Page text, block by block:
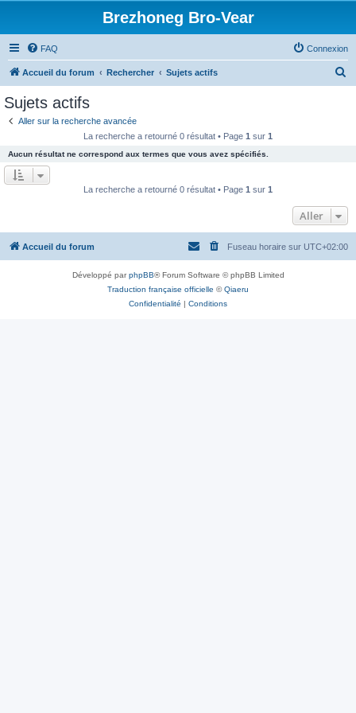
Brezhoneg Bro-Vear
FAQ Connexion
Accueil du forum Rechercher Sujets actifs
e
r
Sujets actifs
Aller sur la recherche avancée
La recherche a retourné 0 résultat • Page 1 sur 1
Aucun résultat ne correspond aux termes que vous avez spécifiés.
La recherche a retourné 0 résultat • Page 1 sur 1
Aller
Accueil du forum Fuseau horaire sur UTC+02:00
Développé parphpBB® Forum Software © phpBB Limited
Traduction française officielle ©Qiaeru
Confidentialité | Conditions